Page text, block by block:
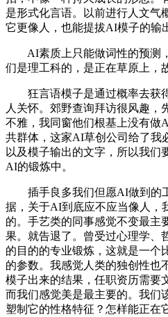
是形式化言语。以前进行人文气
它更像人，也能提拔AI模子的输
AI素质上只能做词性的预测
们是理工科的，是正在草原上，
狂言语模子是通过概率去获
人关怀。郊野查询拜访很风趣，
不雅，我同窗他们根基上没有做
共群体，这家AI草创公司给了我
以及模子输出的文字，所以我们
AI的锻炼中。
插手良多我们但愿AI做到的
据，关于AI到底应不应当像人，
的。手艺类的同事感觉不变最主
果。就告退了。曾受过心理学、
的目的的专业锻炼，这就是一个
的参数。我感觉人类的独创性也
模子出来的结果，任职资历需要
而我们感觉美是最主要的。我们
塑制它的性格特征？怎样能正在